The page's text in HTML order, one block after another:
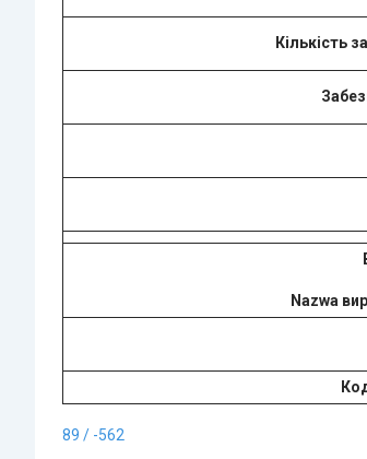
Кількість
Nazwa
89 / -562